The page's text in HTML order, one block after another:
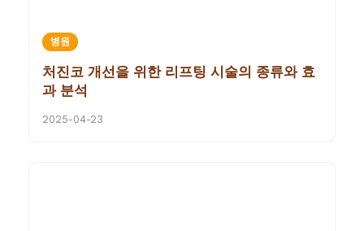
병원
처진코 개선을 위한 리프팅 시술의 종류와 효
과 분석
2025-04-23